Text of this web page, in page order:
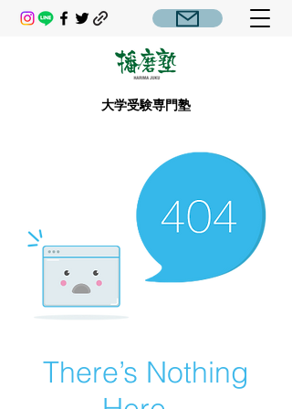
大学受験専門塾
There’s Nothing